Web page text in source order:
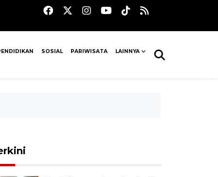
SOSIAL PARIWISATA LAINNYA